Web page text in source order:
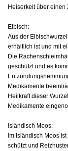
Heiserkeit über einen
Eibisch:
Aus der
erhältlich ist und mit
Die
geschützt und es
Medikamente
Heilkraft dieser
Medikamente
Isländisch Moos:
Im Isländisch Moos
schützt und